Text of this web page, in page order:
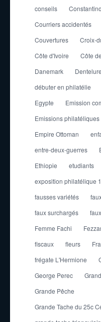
conseils
Courriers accidentés
Couvertures
Croix-
Côte d'Ivoire
Côte
Danemark
Dentelure
débuter en philatélie
Egypte
Emission
Emissions philatéliques
Empire Ottoman
entre-deux-guerres
Ethiopie
etudiants
exposition philatélique
fausses variétés
faux surchargés
Femme Fachi
fiscaux
fleurs
frégate L'Hermione
George Perec
Grande Pêche
Grande Tache du 25c